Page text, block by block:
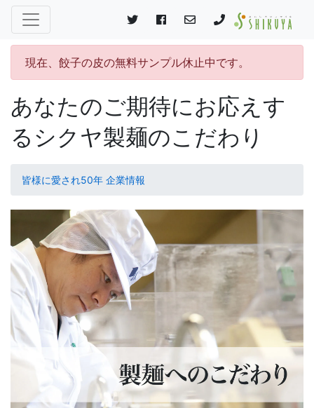
現在、餃子の皮の無料サンプル休止中です。
あなたのご期待にお応えす
るシクヤ製麺のこだわり
皆様に愛され50年 企業情報